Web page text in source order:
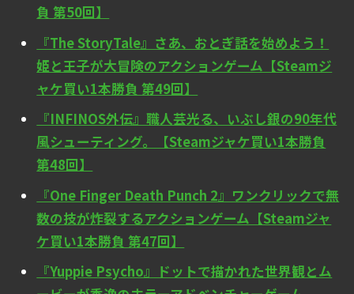
負 第50回】
『The StoryTale』さあ、おとぎ話を始めよう！
姫と王子が大冒険のアクションゲーム【Steamジ
ャケ買い1本勝負 第49回】
『INFINOS外伝』職人芸光る、いぶし銀の90年代
風シューティング。【Steamジャケ買い1本勝負
第48回】
『One Finger Death Punch 2』ワンクリックで無
数の技が炸裂するアクションゲーム【Steamジャ
ケ買い1本勝負 第47回】
『Yuppie Psycho』ドットで描かれた世界観とム